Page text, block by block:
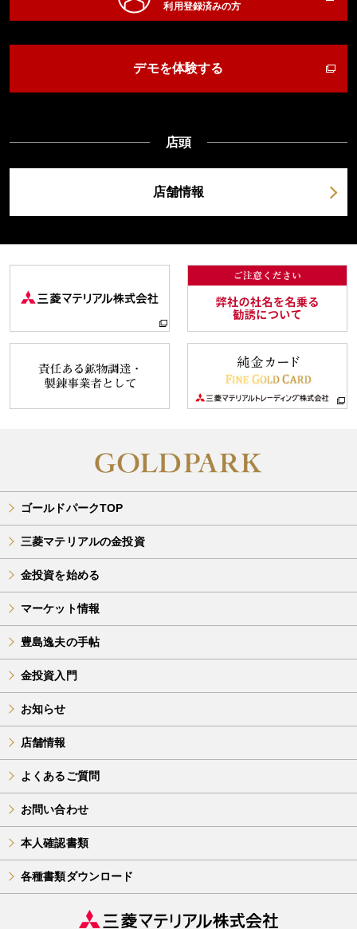
利用登録済みの方
デモを体験する
店頭
店舗情報
ゴールドパークTOP
三菱マテリアルの金投資
金投資を始める
マーケット情報
豊島逸夫の手帖
金投資入門
お知らせ
店舗情報
よくあるご質問
お問い合わせ
本人確認書類
各種書類ダウンロード